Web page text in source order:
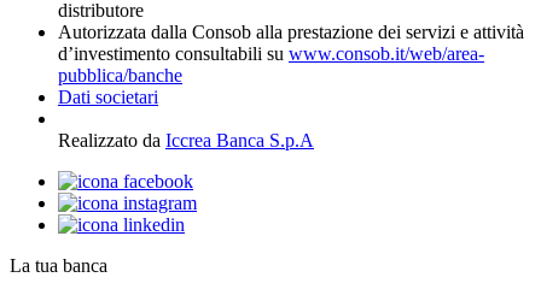
distributore
Autorizzata dalla Consob alla prestazione dei servizi e attività
d’investimento consultabili su www.consob.it/web/area-
pubblica/banche
Dati societari
Realizzato da Iccrea Banca S.p.A
La tua banca